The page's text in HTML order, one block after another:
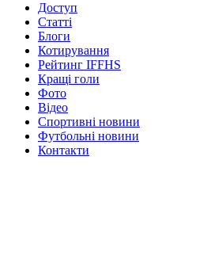
Доступ
Статті
Блоги
Котирування
Рейтинг IFFHS
Кращі голи
Фото
Відео
Спортивні новини
Футбольні новини
Контакти